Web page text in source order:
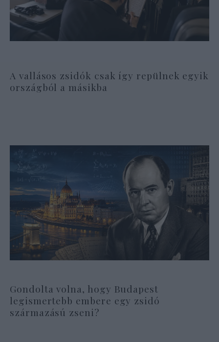
A vallásos zsidók csak így repülnek egyik
országból a másikba
Gondolta volna, hogy Budapest
legismertebb embere egy zsidó
származású zseni?